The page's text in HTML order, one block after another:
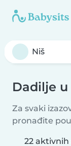
Dadilje u
Za svaki
pronađite
22 aktivnih